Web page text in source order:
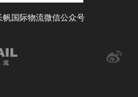
帆国际物流微信公众号